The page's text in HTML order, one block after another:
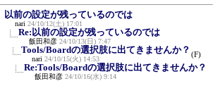
以前の設定が残っているのでは
nari 24/10/12(土) 17:01
Re:以前の設定が残っているのでは
飯田和彦 24/10/13(日) 7:47
Tools/Boardの選択肢に出てきませんか？
nari 24/10/15(火) 14:53
(F)
Re:Tools/Boardの選択肢に出てきませんか？
飯田和彦 24/10/16(水) 9:14